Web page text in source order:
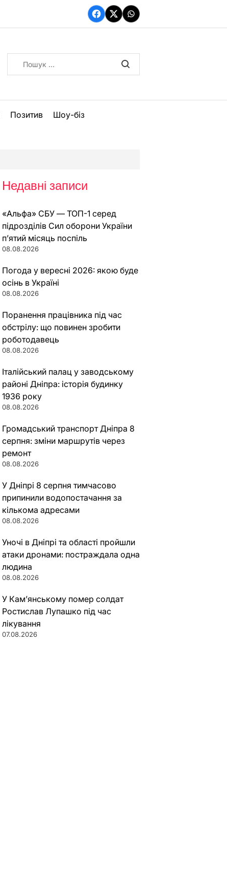
Facebook
TwitterWhatsApp
Позитив Шоу-біз
Недавні записи
«Альфа» СБУ — ТОП-1 серед
підрозділів Сил оборони України
п’ятий місяць поспіль
08.08.2026
Погода у вересні 2026: якою буде
осінь в Україні
08.08.2026
Поранення працівника під час
обстрілу: що повинен зробити
роботодавець
08.08.2026
Італійський палац у заводському
районі Дніпра: історія будинку
1936 року
08.08.2026
Громадський транспорт Дніпра 8
серпня: зміни маршрутів через
ремонт
08.08.2026
У Дніпрі 8 серпня тимчасово
припинили водопостачання за
кількома адресами
08.08.2026
Уночі в Дніпрі та області пройшли
атаки дронами: постраждала одна
людина
08.08.2026
У Кам’янському помер солдат
Ростислав Лупашко під час
лікування
07.08.2026